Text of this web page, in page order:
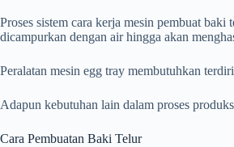
Proses sistem cara kerja mesin pembuat
dicampurkan dengan air hingga akan
Peralatan mesin egg tray membutuhkan
Adapun kebutuhan lain dalam proses
Cara Pembuatan Baki Telur